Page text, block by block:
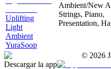
Uplifting
Light
Ambient
YuraSoop
Ambient/New
Strings, Piano,
Presentation,
© 2026
Descargar la app